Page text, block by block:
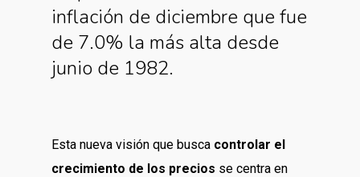
inflación de diciembre que fue
de 7.0% la más alta desde
junio de 1982.
Esta nueva visión que busca controlar el
crecimiento de los precios se centra en